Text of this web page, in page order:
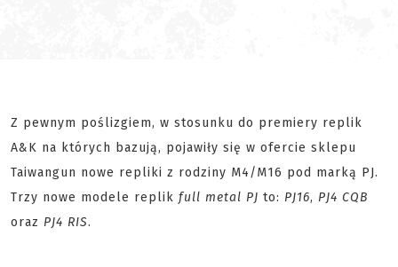
Z pewnym poślizgiem, w stosunku do premiery replik
A&K na których bazują, pojawiły się w ofercie sklepu
Taiwangun nowe repliki z rodziny M4/M16 pod marką PJ.
Trzy nowe modele replik full metal PJ to: PJ16, PJ4 CQB
oraz PJ4 RIS.